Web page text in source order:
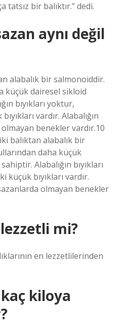
tatsız bir balıktır.” dedi.
aynı değil
alabalık bir salmonoiddir.
küçük dairesel sikloid
bıyıkları yoktur,
vardır. Alabalığın
benekler vardır.10
balıktan alabalık bir
daha küçük
Alabalığın bıyıkları
küçük bıyıkları vardır.
olmayan benekler
lezzetli mi?
en lezzetlilerinden
kiloya